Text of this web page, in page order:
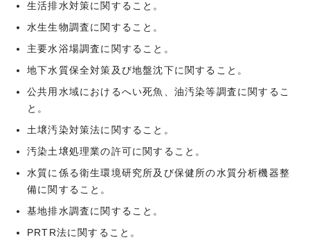
生活排水対策に関すること。
水生生物調査に関すること。
主要水浴場調査に関すること。
地下水質保全対策及び地盤沈下に関すること。
公共用水域におけるへい死魚、油汚染等調査に関するこ
と。
土壌汚染対策法に関すること。
汚染土壌処理業の許可に関すること。
水質に係る衛生環境研究所及び保健所の水質分析機器整
備に関すること。
基地排水調査に関すること。
PRTR法に関すること。